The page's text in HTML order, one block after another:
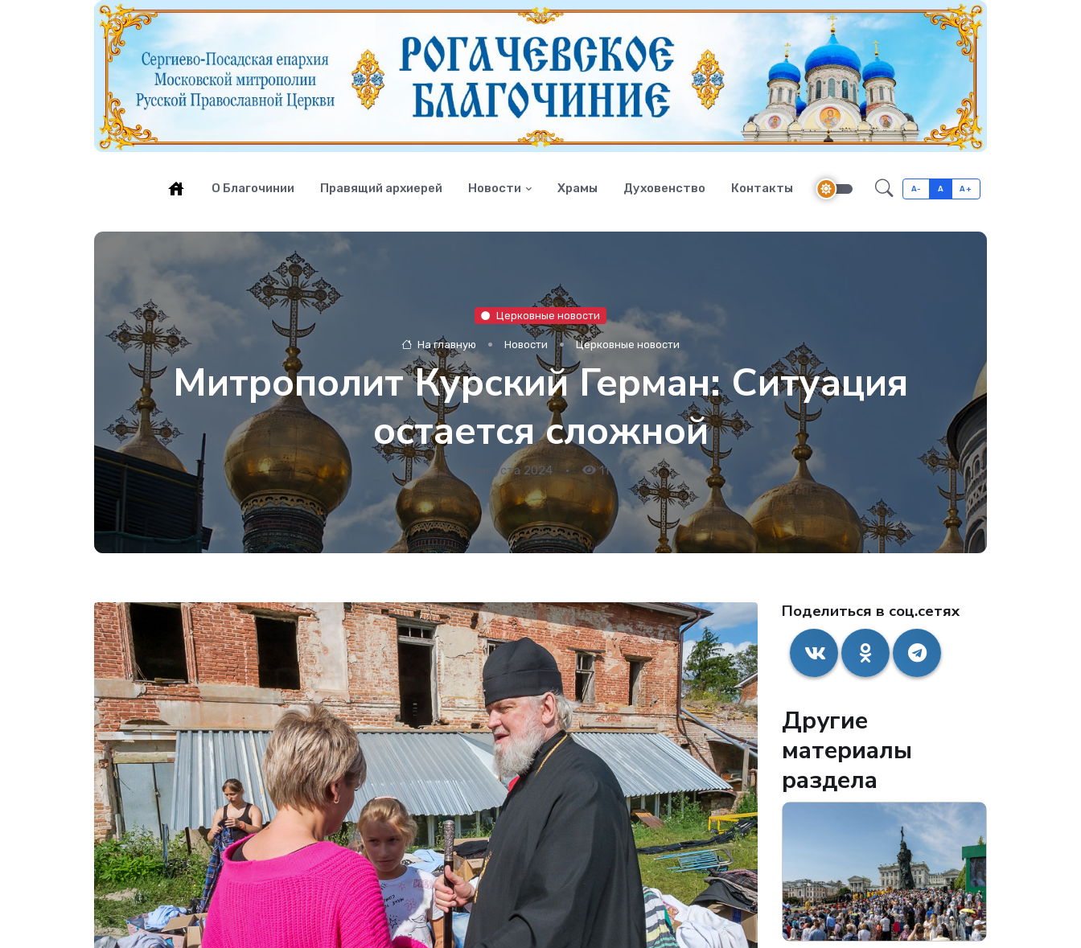
О Благочинии Правящий архиерей Новости Храмы Духовенство Контакты A- A A+
Церковные новости
На главную Новости Церковные новости
Митрополит Курский Герман: Ситуация
остается сложной
14 августа 2024 • 1110
Поделиться в соц.сетях
Другие
материалы
раздела